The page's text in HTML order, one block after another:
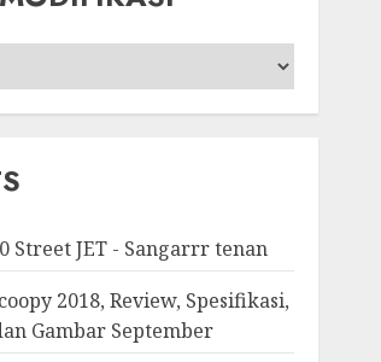
Street JET - Sangarrr tenan
2018, Review, Spesifikasi,
Gambar September